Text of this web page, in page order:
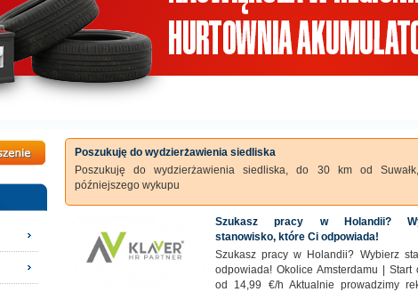
Poszukuję do wydzierżawienia siedliska
Poszukuję do wydzierżawienia siedliska, do 30 km od
późniejszego wykupu
Szukasz pracy w Holandii?
stanowisko, które Ci odpowiada!
Szukasz pracy w Holandii? Wybierz
odpowiada! Okolice Amsterdamu |
od 14,99 €/h Aktualnie prowadzimy